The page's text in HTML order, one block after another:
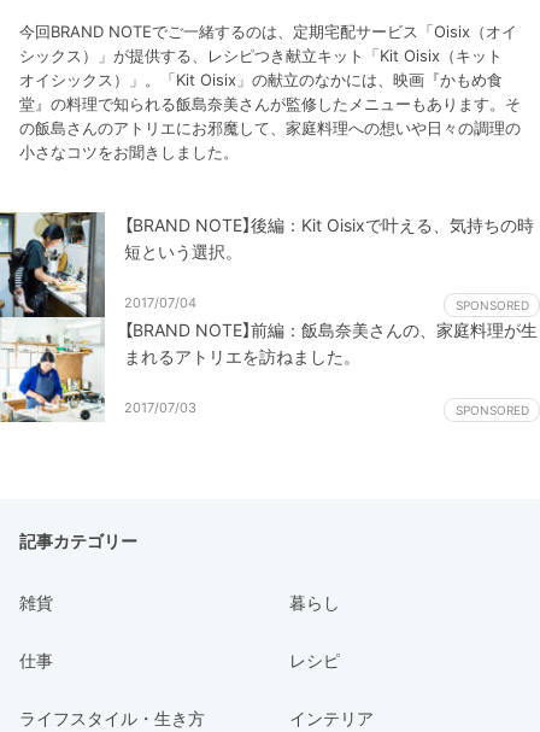
今回BRAND NOTEでご一緒するのは、定期宅配サービス「Oisix（オイ
シックス）」が提供する、レシピつき献立キット「Kit Oisix（キット
オイシックス）」。「Kit Oisix」の献立のなかには、映画『かもめ食
堂』の料理で知られる飯島奈美さんが監修したメニューもあります。そ
の飯島さんのアトリエにお邪魔して、家庭料理への想いや日々の調理の
小さなコツをお聞きしました。
【BRAND NOTE】後編：Kit Oisixで叶える、気持ちの時
短という選択。
2017/07/04 SPONSORED
【BRAND NOTE】前編：飯島奈美さんの、家庭料理が生
まれるアトリエを訪ねました。
2017/07/03 SPONSORED
記事カテゴリー
雑貨 暮らし
仕事 レシピ
ライフスタイル・生き方 インテリア